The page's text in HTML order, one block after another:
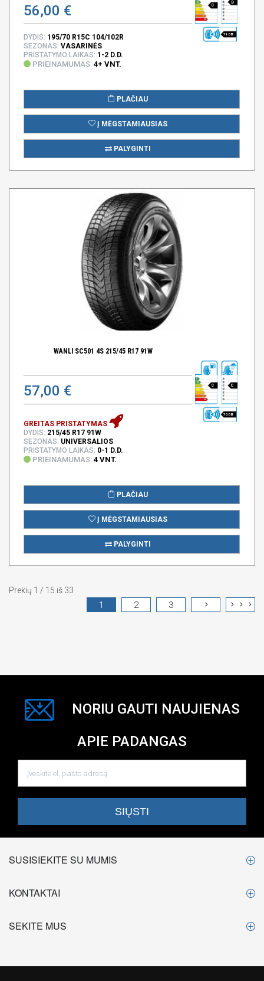
56,00 € C
B
71 DB
DYDIS: 195/70 R15C 104/102R
SEZONAS: VASARINĖS
PRISTATYMO LAIKAS: 1-2 D.D.
PRIEINAMUMAS: 4+ VNT.
PLAČIAU
Į MĖGSTAMIAUSIAS
PALYGINTI
WANLI SC501 4S 215/45 R17 91W
57,00 € C C
70 DB
GREITAS PRISTATYMAS
DYDIS: 215/45 R17 91W
SEZONAS: UNIVERSALIOS
PRISTATYMO LAIKAS: 0-1 D.D.
PRIEINAMUMAS: 4 VNT.
PLAČIAU
Į MĖGSTAMIAUSIAS
PALYGINTI
Prekių 1 / 15 iš 33
1 2 3
NORIU GAUTI NAUJIENAS
APIE PADANGAS
SUSISIEKITE SU MUMIS
KONTAKTAI
SEKITE MUS